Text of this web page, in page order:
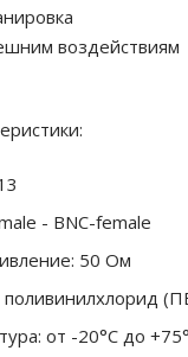
воздействиям
- BNC-female
50 Ом
поливинилхлорид
от -20°C до